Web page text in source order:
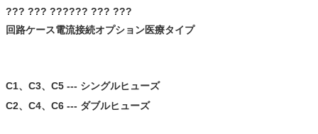
??? ??? ?????? ??? ???
回路ケース電流接続オプション医療タイプ
C1、C3、C5 --- シングルヒューズ
C2、C4、C6 --- ダブルヒューズ